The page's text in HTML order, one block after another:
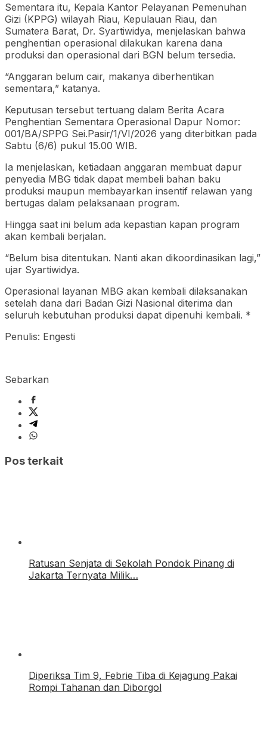
Sementara itu, Kepala Kantor Pelayanan Pemenuhan
Gizi (KPPG) wilayah Riau, Kepulauan Riau, dan
Sumatera Barat, Dr. Syartiwidya, menjelaskan bahwa
penghentian operasional dilakukan karena dana
produksi dan operasional dari BGN belum tersedia.
“Anggaran belum cair, makanya diberhentikan
sementara,” katanya.
Keputusan tersebut tertuang dalam Berita Acara
Penghentian Sementara Operasional Dapur Nomor:
001/BA/SPPG Sei.Pasir/1/VI/2026 yang diterbitkan pada
Sabtu (6/6) pukul 15.00 WIB.
Ia menjelaskan, ketiadaan anggaran membuat dapur
penyedia MBG tidak dapat membeli bahan baku
produksi maupun membayarkan insentif relawan yang
bertugas dalam pelaksanaan program.
Hingga saat ini belum ada kepastian kapan program
akan kembali berjalan.
“Belum bisa ditentukan. Nanti akan dikoordinasikan lagi,”
ujar Syartiwidya.
Operasional layanan MBG akan kembali dilaksanakan
setelah dana dari Badan Gizi Nasional diterima dan
seluruh kebutuhan produksi dapat dipenuhi kembali. *
Penulis: Engesti
Sebarkan
Pos terkait
Ratusan Senjata di Sekolah Pondok Pinang di
Jakarta Ternyata Milik…
Diperiksa Tim 9, Febrie Tiba di Kejagung Pakai
Rompi Tahanan dan Diborgol